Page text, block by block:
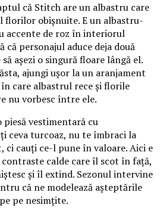
că Stitch are un albastru care
florilor obișnuite. E un albastru-
accente de roz în interiorul
că personajul aduce deja două
așezi o singură floare lângă el.
ajungi ușor la un aranjament
care albastrul rece și florile
nu vorbesc între ele.
piesă vestimentară cu
ceva turcoaz, nu te îmbraci la
ci cauți ce-l pune în valoare. Aici e
calde care îl scot în față,
și îl extind. Sezonul intervine
că ne modelează așteptările
pe nesimțite.